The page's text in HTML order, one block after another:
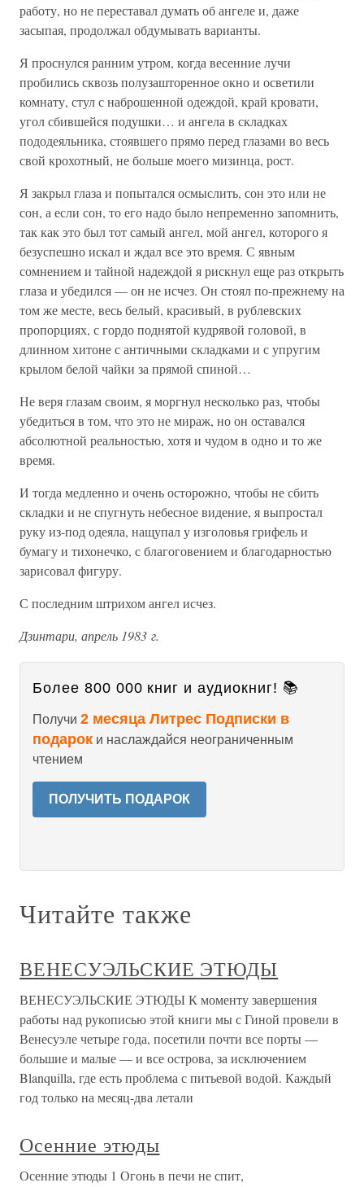
работу, но не переставал думать об ангеле и, даже
засыпая, продолжал обдумывать варианты.
Я проснулся ранним утром, когда весенние лучи
пробились сквозь полузашторенное окно и осветили
комнату, стул с наброшенной одеждой, край кровати,
угол сбившейся подушки… и ангела в складках
пододеяльника, стоявшего прямо перед глазами во весь
свой крохотный, не больше моего мизинца, рост.
Я закрыл глаза и попытался осмыслить, сон это или не
сон, а если сон, то его надо было непременно запомнить,
так как это был тот самый ангел, мой ангел, которого я
безуспешно искал и ждал все это время. С явным
сомнением и тайной надеждой я рискнул еще раз открыть
глаза и убедился — он не исчез. Он стоял по-прежнему на
том же месте, весь белый, красивый, в рублевских
пропорциях, с гордо поднятой кудрявой головой, в
длинном хитоне с античными складками и с упругим
крылом белой чайки за прямой спиной…
Не веря глазам своим, я моргнул несколько раз, чтобы
убедиться в том, что это не мираж, но он оставался
абсолютной реальностью, хотя и чудом в одно и то же
время.
И тогда медленно и очень осторожно, чтобы не сбить
складки и не спугнуть небесное видение, я выпростал
руку из-под одеяла, нащупал у изголовья грифель и
бумагу и тихонечко, с благоговением и благодарностью
зарисовал фигуру.
С последним штрихом ангел исчез.
Дзинтари, апрель 1983 г.
Более 800 000 книг и аудиокниг! 📚
Получи 2 месяца Литрес Подписки в
подарок и наслаждайся неограниченным
чтением
ПОЛУЧИТЬ ПОДАРОК
Читайте также
ВЕНЕСУЭЛЬСКИЕ ЭТЮДЫ
ВЕНЕСУЭЛЬСКИЕ ЭТЮДЫ К моменту завершения
работы над рукописью этой книги мы с Гиной провели в
Венесуэле четыре года, посетили почти все порты —
большие и малые — и все острова, за исключением
Blanquilla, где есть проблема с питьевой водой. Каждый
год только на месяц-два летали
Осенние этюды
Осенние этюды 1 Огонь в печи не спит,